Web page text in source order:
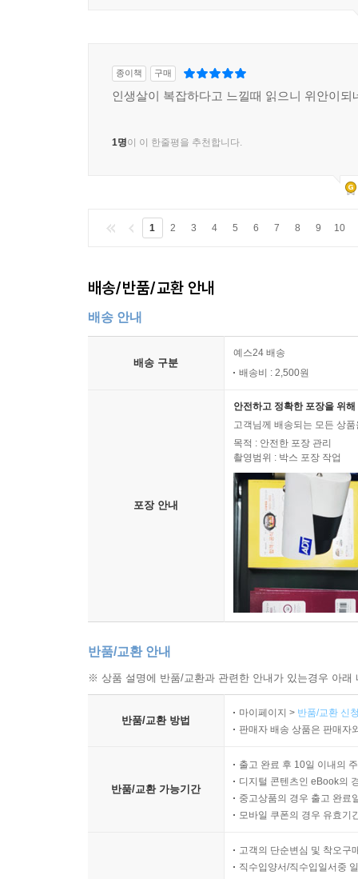
종이책 구매
인생살이 복잡하다고 느낄때 읽으니 위안이되
1명이 이 한줄평을 추천합니다.
1 2 3 4 5 6 7 8 9 10
배송/반품/교환 안내
배송 안내
배송 구분
예스24 배송
배송비 : 2,500원
포장 안내
안전하고 정확한 포장을 위
고객님께 배송되는 모든 상
목적 : 안전한 포장 관리
촬영범위 : 박스 포장 작업
반품/교환 안내
※ 상품 설명에 반품/교환과 관련한 안내가 있는경우 아
반품/교환 방법
마이페이지 > 반품/교환 신
판매자 배송 상품은 판매자
반품/교환 가능기간
출고 완료 후 10일 이내의
디지털 콘텐츠인 eBook의
중고상품의 경우 출고 완료
모바일 쿠폰의 경우 유효기
고객의 단순변심 및 착오구
직수입양서/직수입일서중